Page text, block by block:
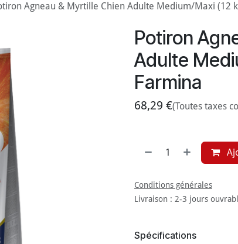
Agneau & Myrtille Chien Adulte Medium/Maxi (12
Potiron
Adulte
Farmina
68,29 €(Toutes taxes
Conditions générales
Livraison : 2-3 jours
Spécifications